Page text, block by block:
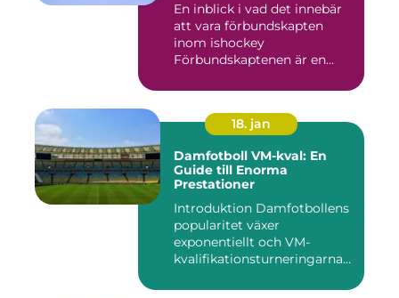
En inblick i vad det innebär
att vara förbundskapten
inom ishockey
Förbundskaptenen är en
18. jan
Damfotboll VM-kval: En
Guide till Enorma
Prestationer
Introduktion Damfotbollens
popularitet växer
exponentiellt och VM-
kvalifikationsturneringarna